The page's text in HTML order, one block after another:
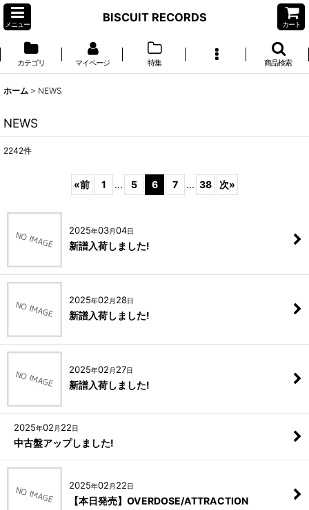
メニュー
BISCUIT RECORDS
カート
カテゴリ マイページ 特集 商品検索
ホーム > NEWS
NEWS
2242件
«前 1 ... 5 6 7 ... 38 次»
2025年03月04日
新譜入荷しました!
2025年02 月 28日
新譜入荷しました!
2025年02 月 27日
新譜入荷しました!
2025年02 月 22日
中古盤アップしました!
2025年02 月 22日
【本日発売】OVERDOSE/ATTRACTION